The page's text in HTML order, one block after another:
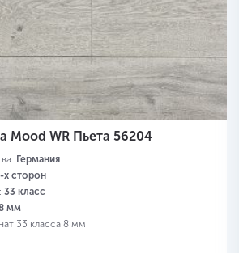
Mood WR Пьета 56204
Германия
х сторон
33 класс
мм
33 класса 8 мм